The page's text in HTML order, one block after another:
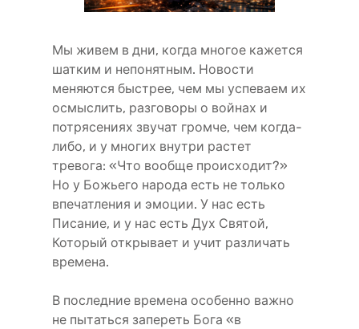
Мы живем в дни, когда многое кажется
шатким и непонятным. Новости
меняются быстрее, чем мы успеваем их
осмыслить, разговоры о войнах и
потрясениях звучат громче, чем когда-
либо, и у многих внутри растет
тревога: «Что вообще происходит?»
Но у Божьего народа есть не только
впечатления и эмоции. У нас есть
Писание, и у нас есть Дух Святой,
Который открывает и учит различать
времена.
В последние времена особенно важно
не пытаться запереть Бога «в